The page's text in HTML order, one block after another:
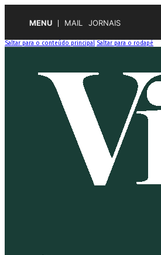
MENU MAIL JORNAIS
Saltar para o conteúdo principal Saltar para o rodapé